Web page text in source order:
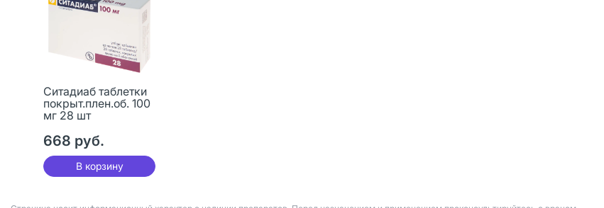
Ситадиаб таблетки
покрыт.плен.об. 100
мг 28 шт
668 руб.
В корзину